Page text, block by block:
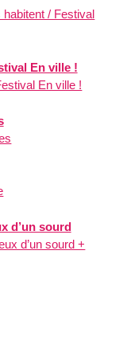
/ Festival
En ville !
En ville !
d’un sourd
d’un sourd +